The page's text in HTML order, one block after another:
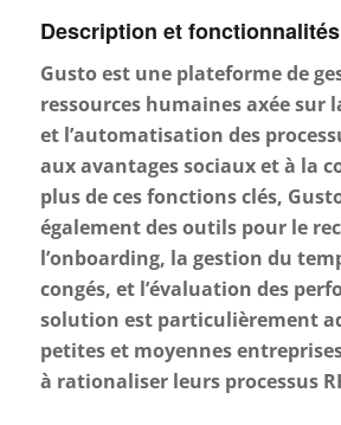
Description et fonctionnalités
Gusto est une plateforme de
ressources humaines axée sur
et l’automatisation des
aux avantages sociaux et à la
plus de ces fonctions clés,
également des outils pour le
l’onboarding, la gestion du
congés, et l’évaluation des
solution est particulièrement
petites et moyennes
à rationaliser leurs processus